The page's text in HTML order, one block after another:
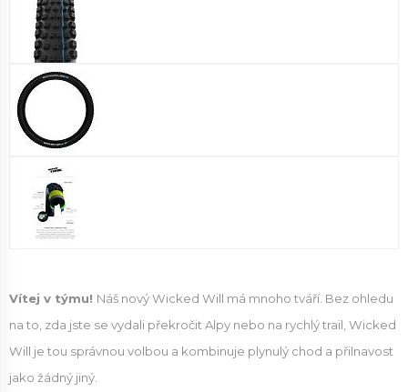
Vítej v týmu! Náš nový Wicked Will má mnoho tváří. Bez ohledu
na to, zda jste se vydali překročit Alpy nebo na rychlý trail, Wicked
Will je tou správnou volbou a kombinuje plynulý chod a přilnavost
jako žádný jiný.